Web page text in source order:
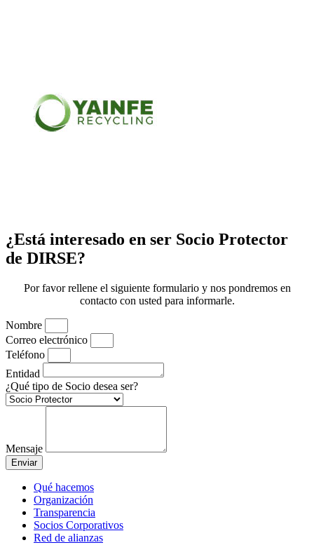
¿Está interesado en ser Socio Protector
de DIRSE?
Por favor rellene el siguiente formulario y nos pondremos en
contacto con usted para informarle.
Nombre
Correo electrónico
Teléfono
Entidad
¿Qué tipo de Socio desea ser?
Mensaje
Enviar
Qué hacemos
Organización
Transparencia
Socios Corporativos
Red de alianzas